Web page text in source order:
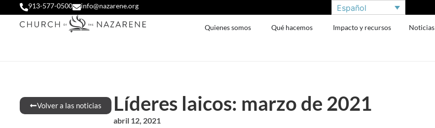
913-577-0500 info@nazarene.org Español
Quienes somos Qué hacemos Impacto y recursos Noticias
Volver a las noticias Líderes laicos: marzo de 2021
abril 12, 2021